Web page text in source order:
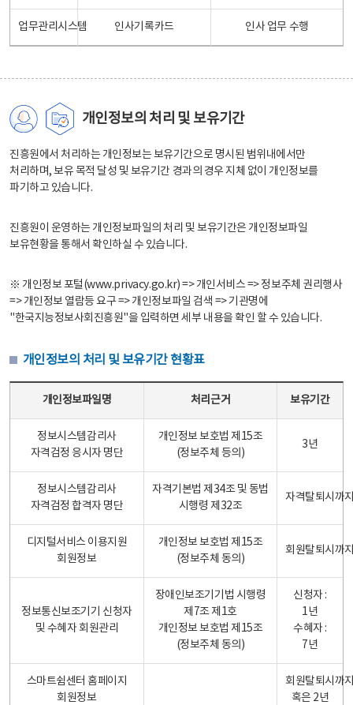
업무관리시스템 인사기록카드 인사 업무 수행
개인정보의 처리 및 보유기간
진흥원에서 처리하는 개인정보는 보유기간으로 명시된 범위내에서만
처리하며, 보유 목적 달성 및 보유기간 경과의 경우 지체 없이 개인정보를
파기하고 있습니다.
진흥원이 운영하는 개인정보파일의 처리 및 보유기간은 개인정보파일
보유현황을 통해서 확인하실 수 있습니다.
※ 개인정보 포털(www.privacy.go.kr) => 개인서비스 => 정보주체 권리행사
=> 개인정보 열람등 요구 => 개인정보파일 검색 => 기관명에
"한국지능정보사회진흥원"을 입력하면 세부 내용을 확인 할 수 있습니다.
개인정보의 처리 및 보유기간 현황표
개인정보파일명 처리근거 보유기간
정보시스템감리사
자격검정 응시자 명단
개인정보 보호법 제15조
(정보주체 등의)
3년
정보시스템감리사
자격검정 합격자 명단
자격기본법 제34조 및 동법
시행령 제32조
자격탈퇴시까
디지털서비스 이용지원
회원정보
개인정보 보호법 제15조
(정보주체 동의)
회원탈퇴시까
정보통신보조기기 신청자
및 수혜자 회원관리
장애인보조기기법 시행령
제7조 제1호
개인정보 보호법 제15조
(정보주체 동의)
신청자 :
1년
수혜자 :
7년
스마트쉼센터 홈페이지
회원정보
회원탈퇴시까
혹은 2년